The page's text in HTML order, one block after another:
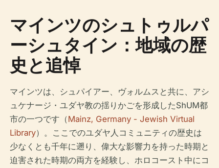
マインツのシュトゥルパ
ーシュタイン：地域の歴
史と追悼
マインツは、シュパイアー、ヴォルムスと共に、アシ
ュケナージ・ユダヤ教の揺りかごを形成したShUM都
市の一つです（Mainz, Germany - Jewish Virtual
Library）。ここでのユダヤ人コミュニティの歴史は
少なくとも千年に遡り、偉大な影響力を持った時期と
迫害された時期の両方を経験し、ホロコースト中にコ